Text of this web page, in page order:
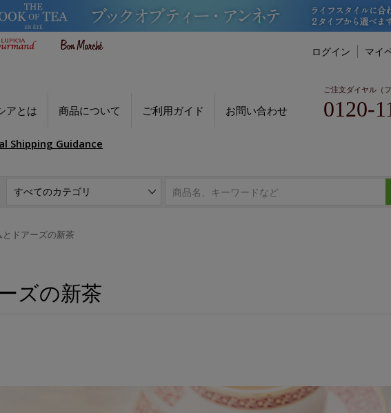
ログイン マイ
アとは 商品について ご利用ガイド お問い合わせ
ご注文ダイヤル（
0120-
Shipping Guidance
とドアーズの新茶
ズの新茶